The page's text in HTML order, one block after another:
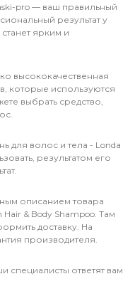
pro — ваш правильный
результат у
ярким и
высококачественная
которые используются
выбрать средство,
для волос и тела - Londa
результатом его
описанием товара
& Body Shampoo. Там
доставку. На
производителя.
специалисты ответят вам